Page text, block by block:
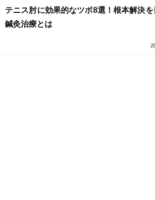
テニス肘に効果的なツボ8選！根本解決
鍼灸治療とは